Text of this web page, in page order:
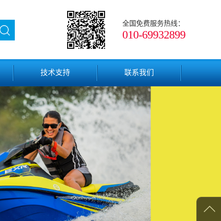
全国免费服务热线：
010-69932899
技术支持 联系我们